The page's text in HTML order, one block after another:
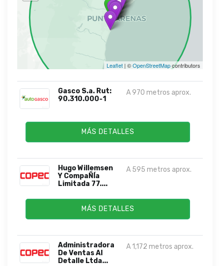
Leaflet | ©OpenStreetMapcontributors
Gasco S.a. Rut:
90.310.000-1
A 970 metros aprox.
MÁS DETALLES
Hugo Willemsen
Y CompaÑÍa
Limitada 77....
A 595 metros aprox.
MÁS DETALLES
Administradora
De Ventas Al
Detalle Ltda...
A 1,172 metros aprox.